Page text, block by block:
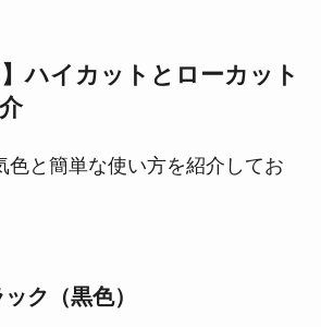
】ハイカットとローカット
色と簡単な使い方を紹介してお
ク（黒色）